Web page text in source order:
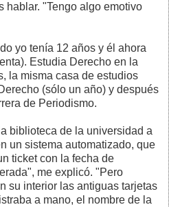
hablar. "Tengo algo emotivo
yo tenía 12 años y él ahora
Estudia Derecho en la
la misma casa de estudios
(sólo un año) y después
de Periodismo.
biblioteca de la universidad a
un sistema automatizado, que
ticket con la fecha de
me explicó. "Pero
su interior las antiguas tarjetas
a mano, el nombre de la